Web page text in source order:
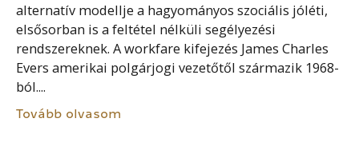
alternatív modellje a hagyományos szociális jóléti,
elsősorban is a feltétel nélküli segélyezési
rendszereknek. A workfare kifejezés James Charles
Evers amerikai polgárjogi vezetőtől származik 1968-
ból....
Tovább olvasom